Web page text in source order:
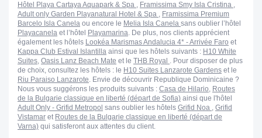
Hôtel Playa Cartaya Aquapark & Spa , Framissima Smy Isla Cristina ,
Adult only Garden Playanatural Hotel & Spa , Framissima Premium
Barcelo Isla Canela ou encore le Melia Isla Canela sans oublier l’hôtel
Playacanela et l’hôtel Playamarina. De plus, nos clients apprécient
également les hôtels Lookéa Marismas Andalucia 4* - Arrivée Faro et
Kappa Club Estival Islantilla ainsi que les hôtels suivants : H10 White
Suites, Oasis Lanz Beach Mate et le THB Royal . Pour disposer de plus
de choix, consultez les hôtels : le H10 Suites Lanzarote Gardens et le
Riu Paraiso Lanzarote. Envie de découvrir Republique Dominicaine ?
Nous vous suggérons les produits suivants : Casa de Hilario, Routes
de la Bulgarie classique en liberté (départ de Sofia) ainsi que l'hôtel
Adult Only - Grifid Metropol sans oublier les hôtels Grifid Noa , Grifid
Vistamar et Routes de la Bulgarie classique en liberté (départ de
Varna) qui satisferont aux attentes du client.